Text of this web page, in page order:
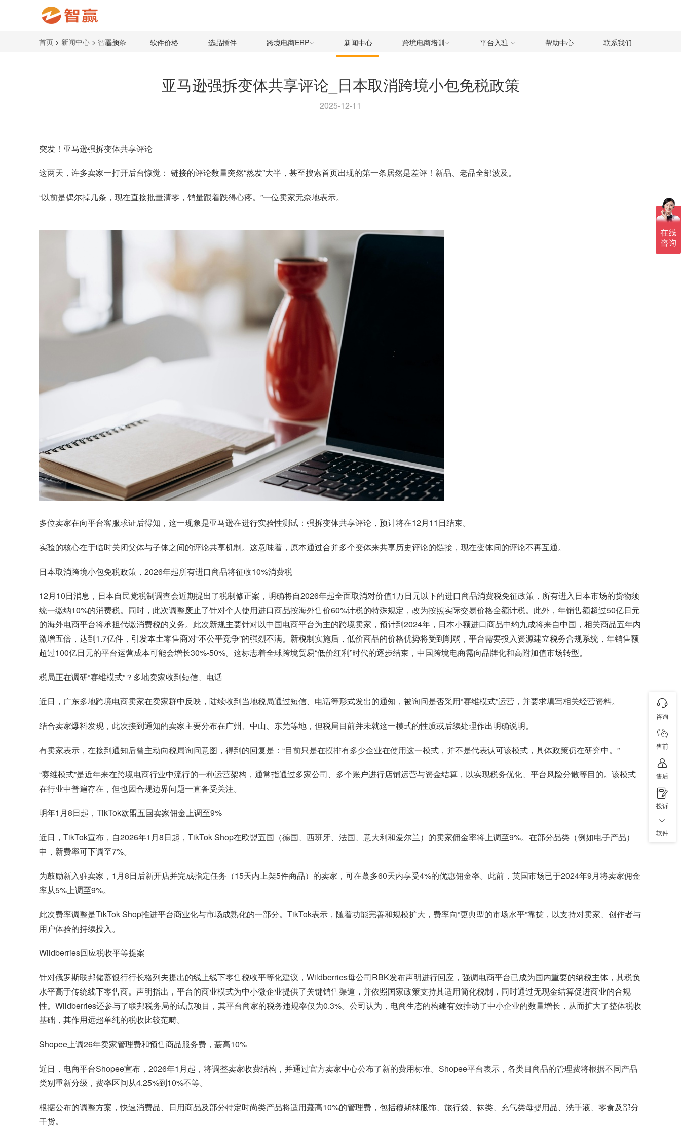
首页 软件价格 选品插件 跨境电商ERP 新闻中心 跨境电商培训 平台入驻 帮助中心 联系我们
首页 > 新闻中心 > 智赢头条
亚马逊强拆变体共享评论_日本取消跨境小包免税政策
2025-12-11
突发！亚马逊强拆变体共享评论
这两天，许多卖家一打开后台惊觉： 链接的评论数量突然“蒸发”大半，甚至搜索首页出现的第一条居然是差评！新品、老品全部波及。
“以前是偶尔掉几条，现在直接批量清零，销量跟着跌得心疼。”一位卖家无奈地表示。
多位卖家在向平台客服求证后得知，这一现象是亚马逊在进行实验性测试：强拆变体共享评论，预计将在12月11日结束。
实验的核心在于临时关闭父体与子体之间的评论共享机制。这意味着，原本通过合并多个变体来共享历史评论的链接，现在变体间的评论不再互通。
日本取消跨境小包免税政策，2026年起所有进口商品将征收10%消费税
12月10日消息，日本自民党税制调查会近期提出了税制修正案，明确将自2026年起全面取消对价值1万日元以下的进口商品消费税免征政策，所有进入日本市场的货物须
统一缴纳10%的消费税。同时，此次调整废止了针对个人使用进口商品按海外售价60%计税的特殊规定，改为按照实际交易价格全额计税。此外，年销售额超过50亿日元
的海外电商平台将承担代缴消费税的义务。此次新规主要针对以中国电商平台为主的跨境卖家，预计到2024年，日本小额进口商品中约九成将来自中国，相关商品五年内
激增五倍，达到1.7亿件，引发本土零售商对“不公平竞争”的强烈不满。新税制实施后，低价商品的价格优势将受到削弱，平台需要投入资源建立税务合规系统，年销售额
超过100亿日元的平台运营成本可能会增长30%-50%。这标志着全球跨境贸易“低价红利”时代的逐步结束，中国跨境电商需向品牌化和高附加值市场转型。
税局正在调研“赛维模式”？多地卖家收到短信、电话
近日，广东多地跨境电商卖家在卖家群中反映，陆续收到当地税局通过短信、电话等形式发出的通知，被询问是否采用“赛维模式”运营，并要求填写相关经营资料。
结合卖家爆料发现，此次接到通知的卖家主要分布在广州、中山、东莞等地，但税局目前并未就这一模式的性质或后续处理作出明确说明。
有卖家表示，在接到通知后曾主动向税局询问意图，得到的回复是：“目前只是在摸排有多少企业在使用这一模式，并不是代表认可该模式，具体政策仍在研究中。”
“赛维模式”是近年来在跨境电商行业中流行的一种运营架构，通常指通过多家公司、多个账户进行店铺运营与资金结算，以实现税务优化、平台风险分散等目的。该模式
在行业中普遍存在，但也因合规边界问题一直备受关注。
明年1月8日起，TikTok欧盟五国卖家佣金上调至9%
近日，TikTok宣布，自2026年1月8日起，TikTok Shop在欧盟五国（德国、西班牙、法国、意大利和爱尔兰）的卖家佣金率将上调至9%。在部分品类（例如电子产品）
中，新费率可下调至7%。
为鼓励新入驻卖家，1月8日后新开店并完成指定任务（15天内上架5件商品）的卖家，可在蕞多60天内享受4%的优惠佣金率。此前，英国市场已于2024年9月将卖家佣金
率从5%上调至9%。
此次费率调整是TikTok Shop推进平台商业化与市场成熟化的一部分。TikTok表示，随着功能完善和规模扩大，费率向“更典型的市场水平”靠拢，以支持对卖家、创作者与
用户体验的持续投入。
Wildberries回应税收平等提案
针对俄罗斯联邦储蓄银行行长格列夫提出的线上线下零售税收平等化建议，Wildberries母公司RBK发布声明进行回应，强调电商平台已成为国内重要的纳税主体，其税负
水平高于传统线下零售商。声明指出，平台的商业模式为中小微企业提供了关键销售渠道，并依照国家政策支持其适用简化税制，同时通过无现金结算促进商业的合规
性。Wildberries还参与了联邦税务局的试点项目，其平台商家的税务违规率仅为0.3%。公司认为，电商生态的构建有效推动了中小企业的数量增长，从而扩大了整体税收
基础，其作用远超单纯的税收比较范畴。
Shopee上调26年卖家管理费和预售商品服务费，蕞高10%
近日，电商平台Shopee宣布，2026年1月起，将调整卖家收费结构，并通过官方卖家中心公布了新的费用标准。Shopee平台表示，各类目商品的管理费将根据不同产品
类别重新分级，费率区间从4.25%到10%不等。
根据公布的调整方案，快速消费品、日用商品及部分特定时尚类产品将适用蕞高10%的管理费，包括穆斯林服饰、旅行袋、袜类、充气类母婴用品、洗手液、零食及部分
干货。
咨询
售前
售后
投诉
软件